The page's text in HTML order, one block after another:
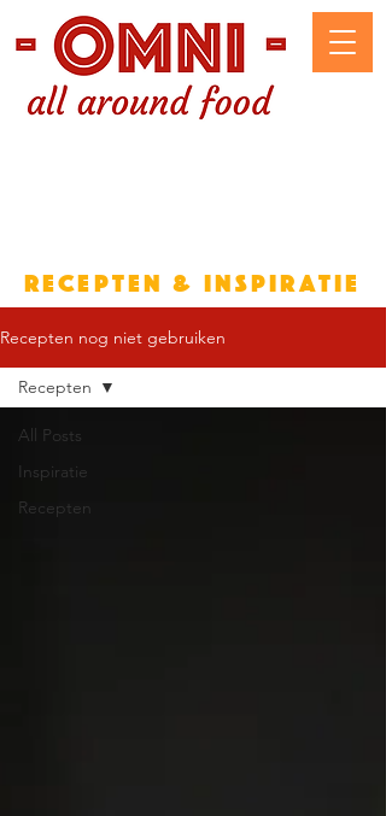
recepten & inspiratie
Recepten nog niet gebruiken
All Posts
Inspiratie
Recepten
Recepten